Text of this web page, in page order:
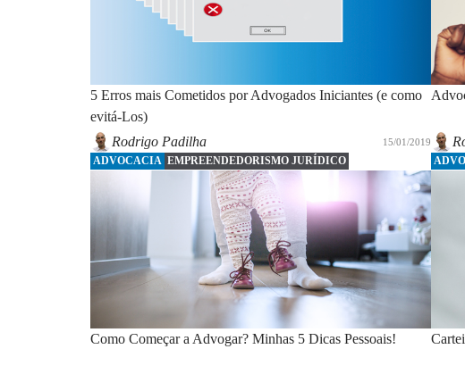
5 Erros mais Cometidos por Advogados Iniciantes (e como
evitá-Los)
Rodrigo Padilha
15/01/2019
ADVOCACIA EMPREENDEDORISMO JURÍDICO
Como Começar a Advogar? Minhas 5 Dicas Pessoais!